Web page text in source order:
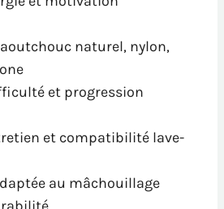
naturel, nylon,
et progression
et compatibilité lave-
au mâchouillage